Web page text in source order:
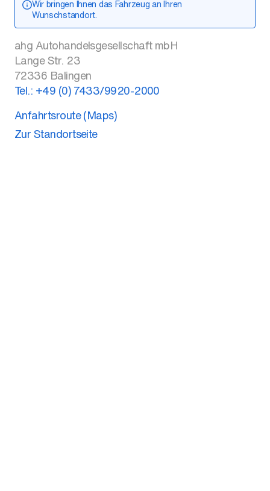
Wir bringen Ihnen das Fahrzeug an Ihren
Wunschstandort.
ahg Autohandelsgesellschaft mbH
Lange Str. 23
72336 Balingen
Tel.: +49 (0) 7433/9920-2000
Anfahrtsroute (Maps)
Zur Standortseite